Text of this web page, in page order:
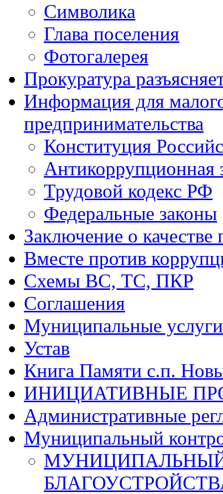
Символика
Глава поселения
Фотогалерея
Прокуратура
Информация для
предпринимательства
Конституция
Антикоррупционная
Трудовой кодекс РФ
Федеральные законы
Заключение о качестве
Вместе против
Схемы ВС, ТС, ПКР
Соглашения
Муниципальные
Устав
Книга Памяти с.п.
ИНИЦИАТИВНЫЕ
Административные
Муниципальный